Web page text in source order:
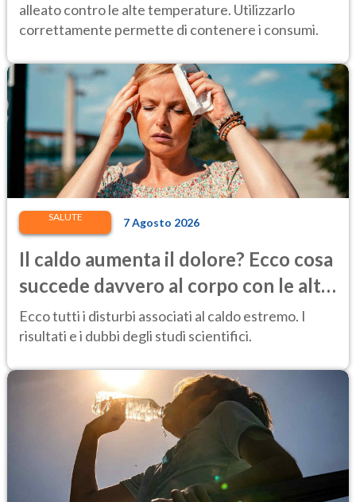
alleato contro le alte temperature. Utilizzarlo
correttamente permette di contenere i consumi.
SALUTE 7 Agosto 2026
Il caldo aumenta il dolore? Ecco cosa
succede davvero al corpo con le alte
temperature
Ecco tutti i disturbi associati al caldo estremo. I
risultati e i dubbi degli studi scientifici.